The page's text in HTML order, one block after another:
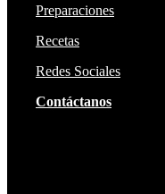
Preparaciones
Recetas
Redes Sociales
Contáctanos